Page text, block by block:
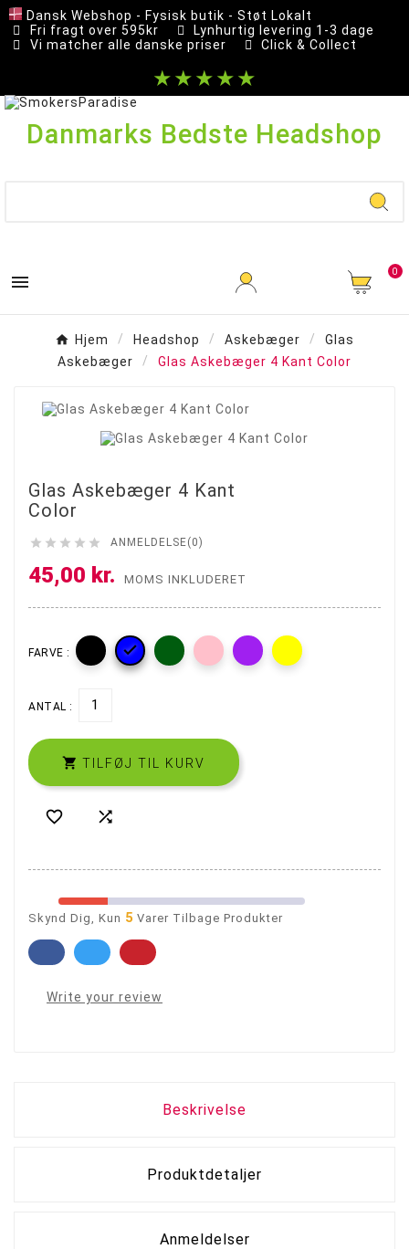
Dansk Webshop - Fysisk butik - Støt Lokalt
Fri fragt over 595kr
Lynhurtig levering 1-3 dage
Vi matcher alle danske priser
Click & Collect
★★★★★
Danmarks Bedste Headshop
 0
Hjem Headshop Askebæger
Glas
Askebæger
Glas Askebæger 4 Kant Color
Glas Askebæger 4 Kant
Color
     ANMELDELSE(0)
45,00 kr. MOMS INKLUDERET
FARVE : 
ANTAL :
 TILFØJ TIL KURV
 
Skynd Dig, Kun 5 Varer Tilbage Produkter
Write your review
Beskrivelse
Produktdetaljer
Anmeldelser